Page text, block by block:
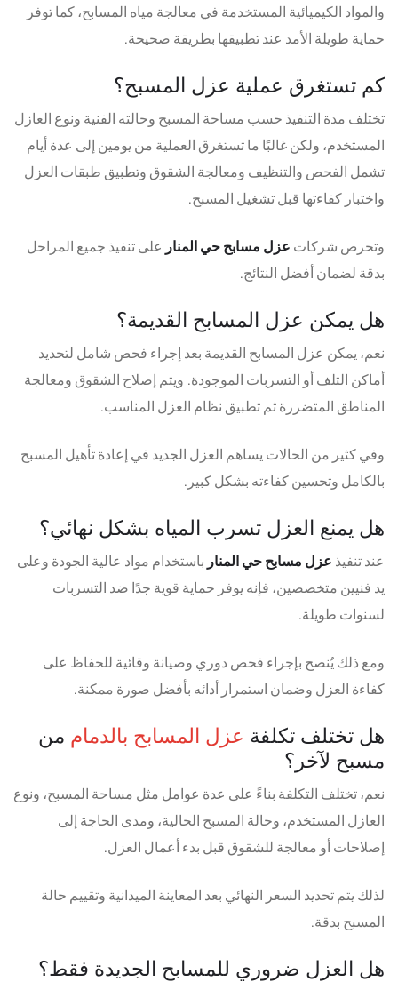
والمواد الكيميائية المستخدمة في معالجة مياه المسابح، كما توفر
حماية طويلة الأمد عند تطبيقها بطريقة صحيحة.
كم تستغرق عملية عزل المسبح؟
تختلف مدة التنفيذ حسب مساحة المسبح وحالته الفنية ونوع العازل
المستخدم، ولكن غالبًا ما تستغرق العملية من يومين إلى عدة أيام
تشمل الفحص والتنظيف ومعالجة الشقوق وتطبيق طبقات العزل
واختبار كفاءتها قبل تشغيل المسبح.
وتحرص شركات عزل مسابح حي المنار على تنفيذ جميع المراحل
بدقة لضمان أفضل النتائج.
هل يمكن عزل المسابح القديمة؟
نعم، يمكن عزل المسابح القديمة بعد إجراء فحص شامل لتحديد
أماكن التلف أو التسربات الموجودة. ويتم إصلاح الشقوق ومعالجة
المناطق المتضررة ثم تطبيق نظام العزل المناسب.
وفي كثير من الحالات يساهم العزل الجديد في إعادة تأهيل المسبح
بالكامل وتحسين كفاءته بشكل كبير.
هل يمنع العزل تسرب المياه بشكل نهائي؟
عند تنفيذ عزل مسابح حي المنار باستخدام مواد عالية الجودة وعلى
يد فنيين متخصصين، فإنه يوفر حماية قوية جدًا ضد التسربات
لسنوات طويلة.
ومع ذلك يُنصح بإجراء فحص دوري وصيانة وقائية للحفاظ على
كفاءة العزل وضمان استمرار أدائه بأفضل صورة ممكنة.
هل تختلف تكلفة عزل المسابح بالدمام من
مسبح لآخر؟
نعم، تختلف التكلفة بناءً على عدة عوامل مثل مساحة المسبح، ونوع
العازل المستخدم، وحالة المسبح الحالية، ومدى الحاجة إلى
إصلاحات أو معالجة للشقوق قبل بدء أعمال العزل.
لذلك يتم تحديد السعر النهائي بعد المعاينة الميدانية وتقييم حالة
المسبح بدقة.
هل العزل ضروري للمسابح الجديدة فقط؟